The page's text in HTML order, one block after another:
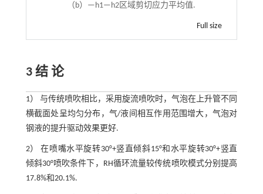
（b）—h1—h2区域剪切应力平均值.
Full size
3 结 论
1） 与传统喷吹相比，采用旋流喷吹时，气泡在上升管不同
横截面处呈均匀分布，气/液间相互作用范围增大，气泡对
钢液的提升驱动效果更好.
2） 在喷嘴水平旋转30°+竖直倾斜15°和水平旋转30°+竖直
倾斜30°喷吹条件下，RH循环流量较传统喷吹模式分别提高
17.8%和20.1%.